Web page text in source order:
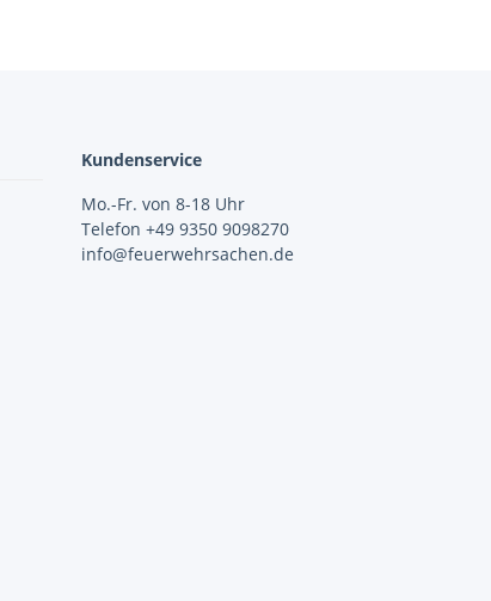
Kundenservice
Mo.-Fr. von 8-18 Uhr
Telefon +49 9350 9098270
info@feuerwehrsachen.de